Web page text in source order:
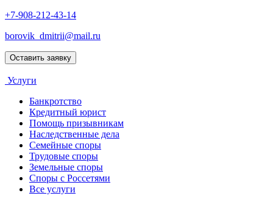
+7-908-212-43-14
borovik_dmitrii@mail.ru
Оставить заявку
Услуги
Банкротство
Кредитный юрист
Помощь призывникам
Наследственные дела
Семейные споры
Трудовые споры
Земельные споры
Споры с Россетями
Все услуги